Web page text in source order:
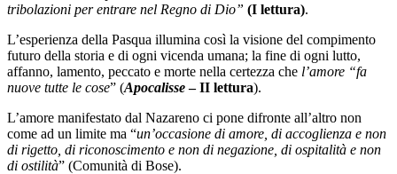
tribolazioni per entrare nel Regno di Dio” (I lettura).
L’esperienza della Pasqua illumina così la visione del compimento
futuro della storia e di ogni vicenda umana; la fine di ogni lutto,
affanno, lamento, peccato e morte nella certezza che l’amore “fa
nuove tutte le cose” (Apocalisse– II lettura).
L’amore manifestato dal Nazareno ci pone difronte all’altro non
come ad un limite ma “un’occasione di amore, di accoglienza e non
di rigetto, di riconoscimento e non di negazione, di ospitalità e non
di ostilità” (Comunità di Bose).